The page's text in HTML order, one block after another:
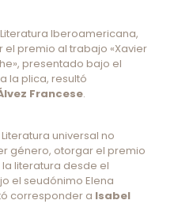
Iberoamericana,
premio al trabajo «Xavier
presentado bajo el
la plica, resultó
Francese.
universal no
género, otorgar el premio
la literatura desde el
el seudónimo Elena
corresponder a Isabel